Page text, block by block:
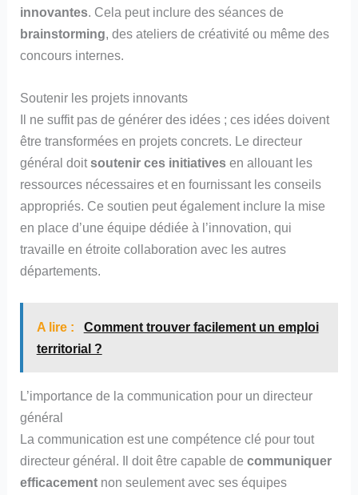
innovantes. Cela peut inclure des séances de
brainstorming, des ateliers de créativité ou même des
concours internes.
Soutenir les projets innovants
Il ne suffit pas de générer des idées ; ces idées doivent
être transformées en projets concrets. Le directeur
général doitsoutenir ces initiatives en allouant les
ressources nécessaires et en fournissant les conseils
appropriés. Ce soutien peut également inclure la mise
en place d’une équipe dédiée à l’innovation, qui
travaille en étroite collaboration avec les autres
départements.
A lire :
Comment trouver facilement un emploi
territorial ?
L’importance de la communication pour un directeur
général
La communication est une compétence clé pour tout
directeur général. Il doit être capable decommuniquer
efficacement non seulement avec ses équipes